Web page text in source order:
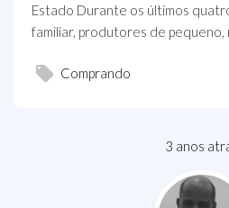
Estado Durante os últimos
familiar, produtores de pequeno,
Comprando
3 anos